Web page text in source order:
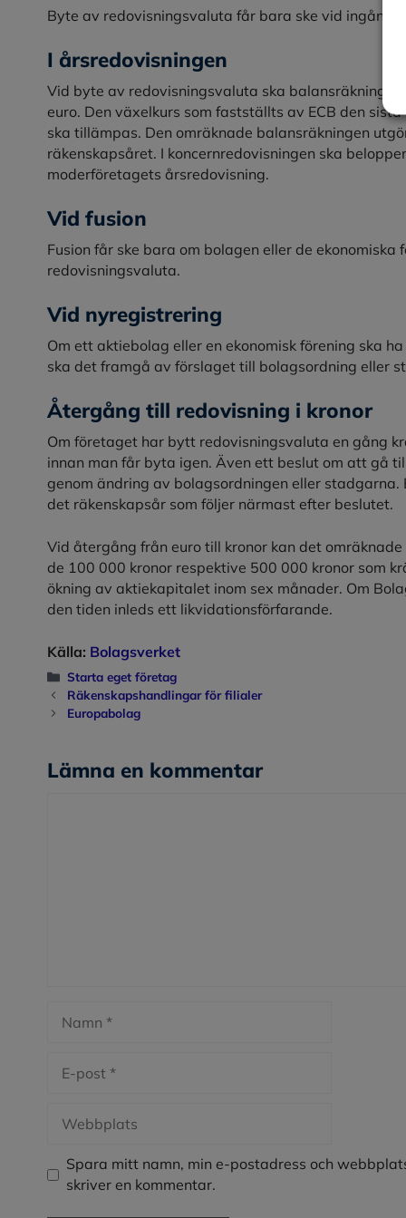
Byte av redovisningsvaluta får bara ske vid
I årsredovisningen
Vid byte av redovisningsvaluta ska
euro. Den växelkurs som fastställts av ECB den
ska tillämpas. Den omräknade balansräkningen
räkenskapsåret. I koncernredovisningen ska
moderföretagets årsredovisning.
Vid fusion
Fusion får ske bara om bolagen eller de
redovisningsvaluta.
Vid nyregistrering
Om ett aktiebolag eller en ekonomisk förening ska
ska det framgå av förslaget till bolagsordning eller
Återgång till redovisning i kronor
Om företaget har bytt redovisningsvaluta en gång
innan man får byta igen. Även ett beslut om att gå
genom ändring av bolagsordningen eller
det räkenskapsår som följer närmast efter beslutet.
Vid återgång från euro till kronor kan det
de 100 000 kronor respektive 500 000 kronor som
ökning av aktiekapitalet inom sex månader. Om
den tiden inleds ett likvidationsförfarande.
Källa: Bolagsverket
Kategorier
Starta eget företag
Räkenskapshandlingar för filialer
Europabolag
Lämna en kommentar
post
Spara mitt namn, min e-postadress och
skriver en kommentar.